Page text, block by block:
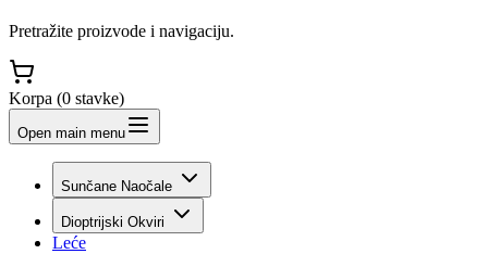
Pretražite proizvode i navigaciju.
Korpa (0 stavke)
Open main menu
Sunčane Naočale
Dioptrijski Okviri
Leće